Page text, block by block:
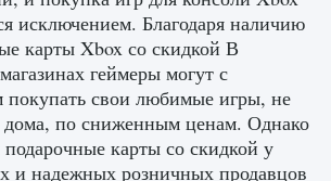
— Невозможно начать
мира»
2 511 0 0
исключением. Благодаря наличию
карты Xbox со скидкой В
геймеры могут с
покупать свои любимые игры, не
дома, по сниженным ценам. Однако
карты со скидкой у
и надежных розничных продавцов